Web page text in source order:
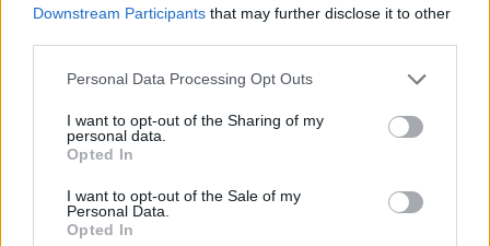
Downstream Participants that may further disclose it to other
Please note that this website/app uses one or more Google
not limited to your visit or usage behaviour. You may click to
grant or deny consent to Google and its third-party tags to
use your data for below specified purposes in below Google
consent section.
Personal Data Processing Opt Outs
I want to opt-out of the Sharing of my
personal data.
Opted In
I want to opt-out of the Sale of my
Personal Data.
Opted In
A húsvét már tényleg a küszöbön áll: a tavasz